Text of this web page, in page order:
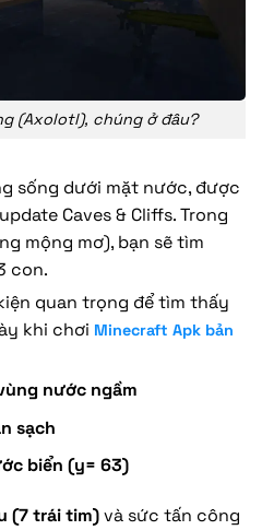
(Axolotl), chúng ở đâu?
sống dưới mặt nước, được
Caves & Cliffs. Trong
mộng mơ), bạn sẽ tìm
con.
quan trọng để tìm thấy
khi chơi Minecraft Apk bản
nước ngầm
sạch
biển (y= 63)
(7 trái tim)và sức tấn công